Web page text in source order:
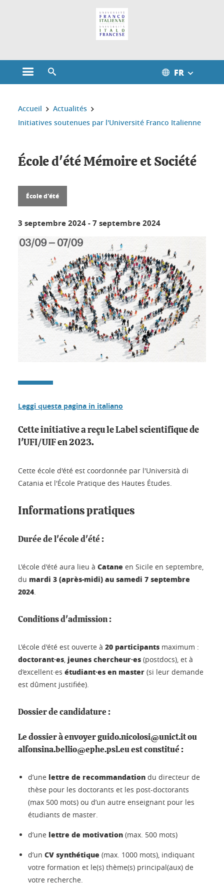
Ouvrir le menu principal FR
Vous êtes ici :
Accueil
Actualités
Initiatives soutenues par l'Université Franco Italienne
École d'été Mémoire et Société
École d'été
3 septembre 2024-7 septembre 2024
Leggi questa pagina in italiano
Cette initiative a reçu le Label scientifique de
l'UFI/UIF en 2023.
Cette école d'été est coordonnée par l'Università di
Catania et l'École Pratique des Hautes Études.
Informations pratiques
Durée de l'école d'été :
L'école d'été aura lieu à Catane en Sicile en septembre,
du mardi 3 (après-midi) au samedi 7 septembre
2024
Conditions d'admission :
L'école d'été est ouverte à 20 participants maximum :
doctorant·es jeunes chercheur·es (postdocs), et à
d’excellent·es étudiant·es en master (si leur demande
est dûment justifiée).
Dossier de candidature :
Le dossier à envoyer guido.nicolosi@unict.it ou
alfonsina.bellio@ephe.psl.eu est constitué :
d’une lettre de recommandation du directeur de
thèse pour les doctorants et les post-doctorants
(max 500 mots) ou d’un autre enseignant pour les
étudiants de master.
d’une lettre de motivation (max. 500 mots)
d’un CV synthétique (max. 1000 mots), indiquant
votre formation et le(s) thème(s) principal(aux) de
votre recherche.